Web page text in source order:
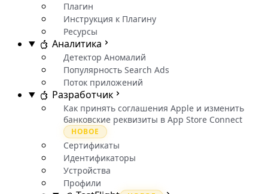
Плагин
Инструкция к Плагину
Ресурсы
Аналитика
Детектор Аномалий
Популярность Search Ads
Поток приложений
Разработчик
Как принять соглашения Apple и изменить
банковские реквизиты в App Store Connect
НОВОЕ
Сертификаты
Идентификаторы
Устройства
Профили